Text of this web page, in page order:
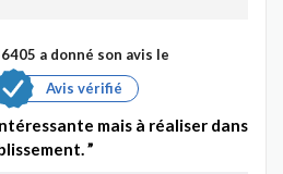
a donné son avis le
Avis vérifié
mais à réaliser dans